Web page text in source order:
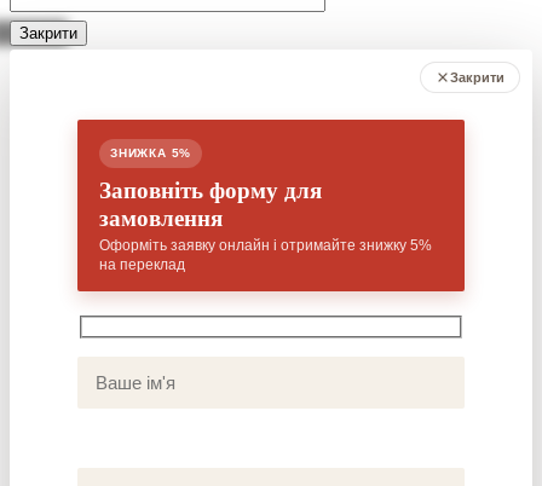
пустым.
Закрити
Закрити
ЗНИЖКА 5%
Заповніть форму для
замовлення
Оформіть заявку онлайн і отримайте знижку 5%
на переклад